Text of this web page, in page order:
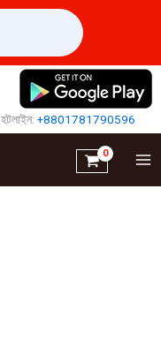
হটলাইন:+8801781790596